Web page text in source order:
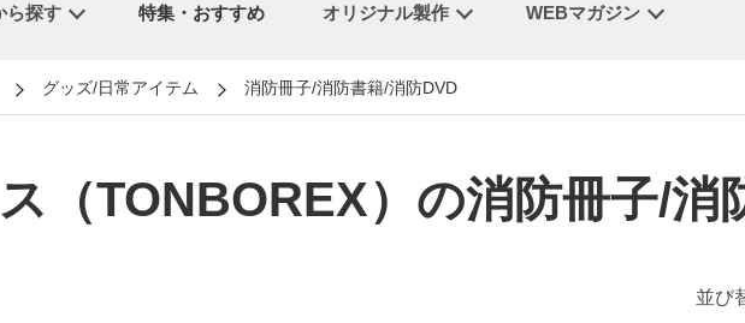
ら探す 特集・おすすめ オリジナル製作 WEBマガジン
グッズ/日常アイテム 消防冊子/消防書籍/消防DVD
（TONBOREX）の消防冊子/消
並び